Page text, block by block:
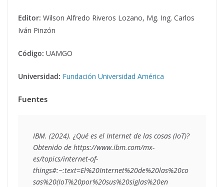
Editor: Wilson Alfredo Riveros Lozano, Mg. Ing. Carlos
Iván Pinzón
Código: UAMGO
Universidad: Fundación Universidad América
Fuentes
IBM. (2024). ¿Qué es el Internet de las cosas (IoT)?
Obtenido de https://www.ibm.com/mx-
es/topics/internet-of-
things#:~:text=El%20Internet%20de%20las%20co
sas%20(IoT%20por%20sus%20siglas%20en